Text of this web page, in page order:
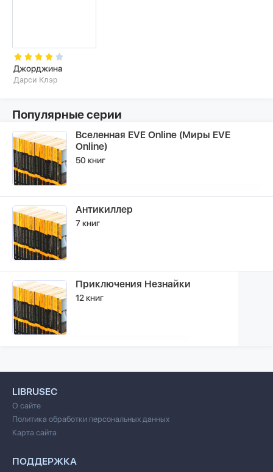
Джорджина
Дарси Клэр
Популярные серии
Вселенная EVE Online (Миры EVE
Online)
50 книг
Антикиллер
7 книг
Приключения Незнайки
12 книг
LIBRUSEC
О сайте
Политика обработки персональных данных
Карта сайта
ПОДДЕРЖКА